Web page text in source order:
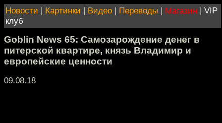
Новости | Картинки | Видео | Переводы | Магазин | VIP
клуб
Goblin News 65: Самозарождение денег в
питерской квартире, князь Владимир и
европейские ценности
09.08.18